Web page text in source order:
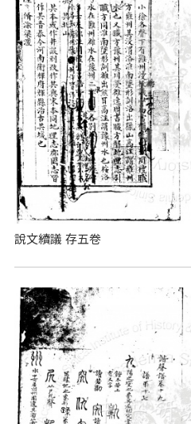
說文續議 存五卷